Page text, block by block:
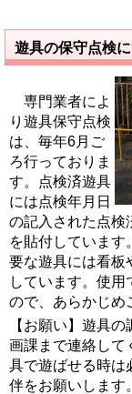
遊具の保守点検
専門業者によ
り遊具保守点検
は、毎年6月ご
ろ行っておりま
す。点検済遊具
には点検年月日
の記入された点検
を貼付しています
要な遊具には看板
しています。使用
ので、あらかじめ
【お願い】遊具
画課まで連絡して
具で遊ばせる時は
伴をお願いします。